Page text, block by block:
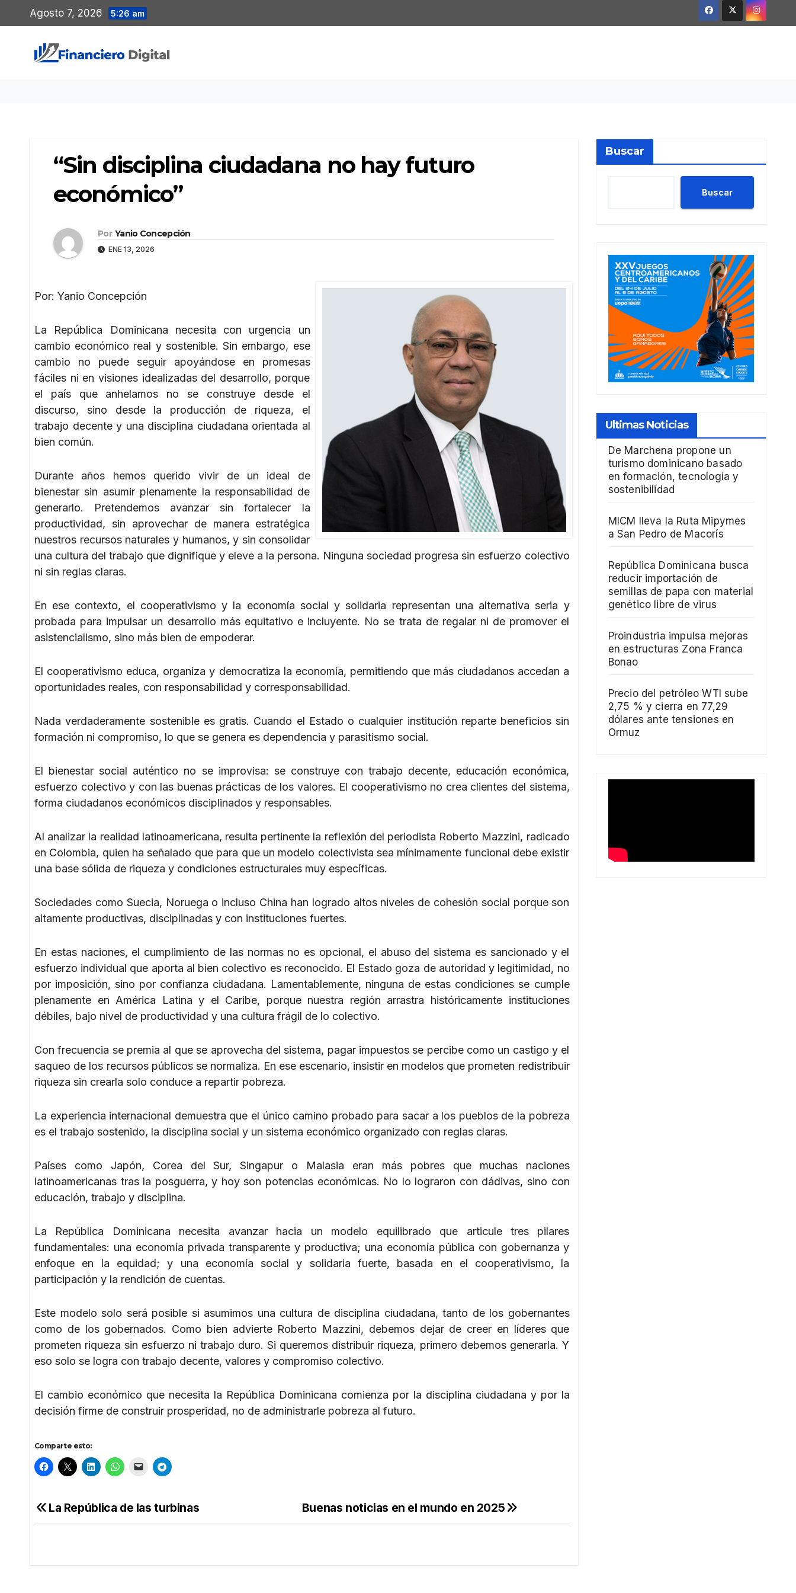
al
contenido
Agosto 7, 2026 5:26 am
“Sin disciplina ciudadana no hay futuro
económico”
Por Yanio Concepción
ENE 13, 2026
Por: Yanio Concepción
La República Dominicana necesita con urgencia un
cambio económico real y sostenible. Sin embargo, ese
cambio no puede seguir apoyándose en promesas
fáciles ni en visiones idealizadas del desarrollo, porque
el país que anhelamos no se construye desde el
discurso, sino desde la producción de riqueza, el
trabajo decente y una disciplina ciudadana orientada al
bien común.
Durante años hemos querido vivir de un ideal de
bienestar sin asumir plenamente la responsabilidad de
generarlo. Pretendemos avanzar sin fortalecer la
productividad, sin aprovechar de manera estratégica
nuestros recursos naturales y humanos, y sin consolidar
una cultura del trabajo que dignifique y eleve a la persona. Ninguna sociedad progresa sin esfuerzo colectivo
ni sin reglas claras.
En ese contexto, el cooperativismo y la economía social y solidaria representan una alternativa seria y
probada para impulsar un desarrollo más equitativo e incluyente. No se trata de regalar ni de promover el
asistencialismo, sino más bien de empoderar.
El cooperativismo educa, organiza y democratiza la economía, permitiendo que más ciudadanos accedan a
oportunidades reales, con responsabilidad y corresponsabilidad.
Nada verdaderamente sostenible es gratis. Cuando el Estado o cualquier institución reparte beneficios sin
formación ni compromiso, lo que se genera es dependencia y parasitismo social.
El bienestar social auténtico no se improvisa: se construye con trabajo decente, educación económica,
esfuerzo colectivo y con las buenas prácticas de los valores. El cooperativismo no crea clientes del sistema,
forma ciudadanos económicos disciplinados y responsables.
Al analizar la realidad latinoamericana, resulta pertinente la reflexión del periodista Roberto Mazzini, radicado
en Colombia, quien ha señalado que para que un modelo colectivista sea mínimamente funcional debe existir
una base sólida de riqueza y condiciones estructurales muy específicas.
Sociedades como Suecia, Noruega o incluso China han logrado altos niveles de cohesión social porque son
altamente productivas, disciplinadas y con instituciones fuertes.
En estas naciones, el cumplimiento de las normas no es opcional, el abuso del sistema es sancionado y el
esfuerzo individual que aporta al bien colectivo es reconocido. El Estado goza de autoridad y legitimidad, no
por imposición, sino por confianza ciudadana. Lamentablemente, ninguna de estas condiciones se cumple
plenamente en América Latina y el Caribe, porque nuestra región arrastra históricamente instituciones
débiles, bajo nivel de productividad y una cultura frágil de lo colectivo.
Con frecuencia se premia al que se aprovecha del sistema, pagar impuestos se percibe como un castigo y el
saqueo de los recursos públicos se normaliza. En ese escenario, insistir en modelos que prometen redistribuir
riqueza sin crearla solo conduce a repartir pobreza.
La experiencia internacional demuestra que el único camino probado para sacar a los pueblos de la pobreza
es el trabajo sostenido, la disciplina social y un sistema económico organizado con reglas claras.
Países como Japón, Corea del Sur, Singapur o Malasia eran más pobres que muchas naciones
latinoamericanas tras la posguerra, y hoy son potencias económicas. No lo lograron con dádivas, sino con
educación, trabajo y disciplina.
La República Dominicana necesita avanzar hacia un modelo equilibrado que articule tres pilares
fundamentales: una economía privada transparente y productiva; una economía pública con gobernanza y
enfoque en la equidad; y una economía social y solidaria fuerte, basada en el cooperativismo, la
participación y la rendición de cuentas.
Este modelo solo será posible si asumimos una cultura de disciplina ciudadana, tanto de los gobernantes
como de los gobernados. Como bien advierte Roberto Mazzini, debemos dejar de creer en líderes que
prometen riqueza sin esfuerzo ni trabajo duro. Si queremos distribuir riqueza, primero debemos generarla. Y
eso solo se logra con trabajo decente, valores y compromiso colectivo.
El cambio económico que necesita la República Dominicana comienza por la disciplina ciudadana y por la
decisión firme de construir prosperidad, no de administrarle pobreza al futuro.
Comparte esto:
Navegación
Buenas noticias en el mundo en 2025
La República de las turbinas
Buscar
Buscar
Ultimas Noticias
De Marchena propone un
turismo dominicano basado
en formación, tecnología y
sostenibilidad
MICM lleva la Ruta Mipymes
a San Pedro de Macorís
República Dominicana busca
reducir importación de
semillas de papa con material
genético libre de virus
Proindustria impulsa mejoras
en estructuras Zona Franca
Bonao
Precio del petróleo WTI sube
2,75 % y cierra en 77,29
dólares ante tensiones en
Ormuz